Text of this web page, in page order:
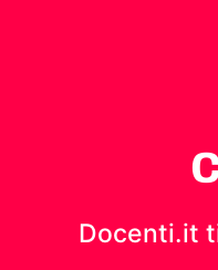
Docenti.it